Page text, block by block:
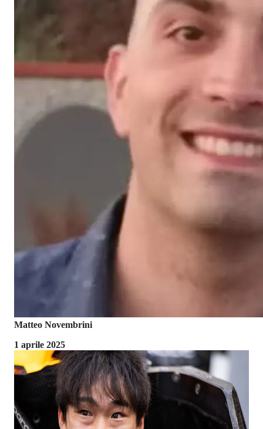
Matteo Novembrini
1 aprile 2025